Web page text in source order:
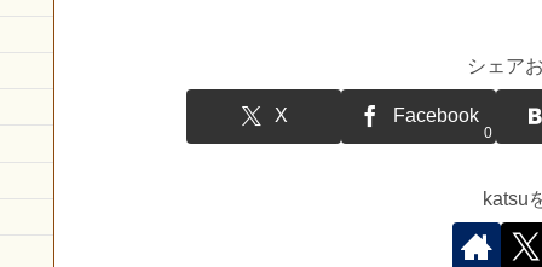
シェア
X Facebook
0
katsu